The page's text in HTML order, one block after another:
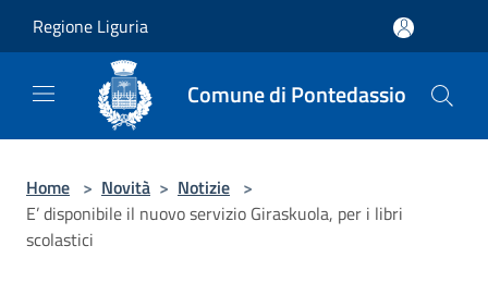
Regione Liguria
Comune di Pontedassio
Home > Novità > Notizie >
E’ disponibile il nuovo servizio Giraskuola, per i libri
scolastici